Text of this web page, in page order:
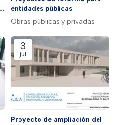
entidades públicas
Obras públicas y privadas
3
jul
Proyecto de ampliación del